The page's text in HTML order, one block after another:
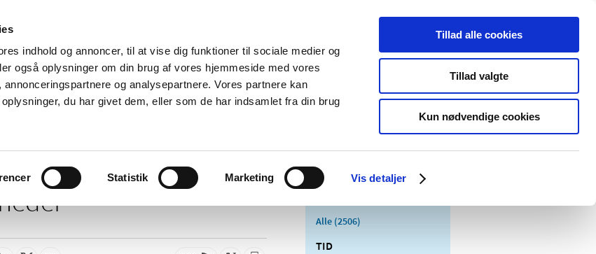
indhold og annoncer, til at vise dig funktioner til sociale medier og
også oplysninger om din brug af vores hjemmeside med vores
og analysepartnere. Vores partnere kan
du har givet dem, eller som de har indsamlet fra din brug
Statistik Marketing Vis detaljer
Tillad alle cookies
Tillad valgte
Kun nødvendige cookies
Nyheder Om os Kontakt Udgivelser
Tilskud og
Apoteker og salg af
Medicinsk
Særlige
produktområder
Alle (2506)
TID